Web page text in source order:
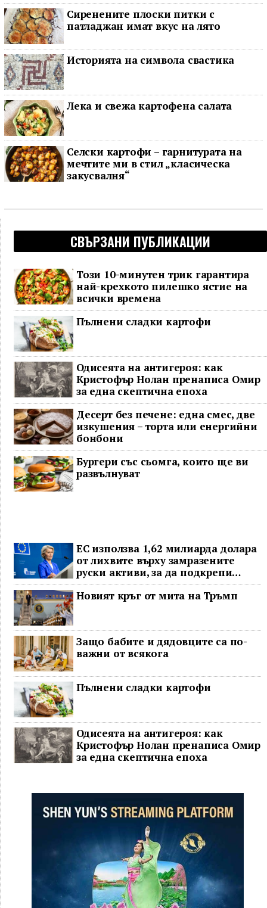
Сиренените плоски питки с
патладжан имат вкус на лято
Историята на символа свастика
Лека и свежа картофена салата
Селски картофи – гарнитурата на
мечтите ми в стил „класическа
закусвалня“
СВЪРЗАНИ ПУБЛИКАЦИИ
Този 10-минутен трик гарантира
най-крехкото пилешко ястие на
всички времена
Пълнени сладки картофи
Одисеята на антигероя: как
Кристофър Нолан пренаписа Омир
за една скептична епоха
Десерт без печене: една смес, две
изкушения – торта или енергийни
бонбони
Бургери със сьомга, които ще ви
развълнуват
ЕС използва 1,62 милиарда долара
от лихвите върху замразените
руски активи, за да подкрепи
Украйна
Новият кръг от мита на Тръмп
Защо бабите и дядовците са по-
важни от всякога
Пълнени сладки картофи
Одисеята на антигероя: как
Кристофър Нолан пренаписа Омир
за една скептична епоха